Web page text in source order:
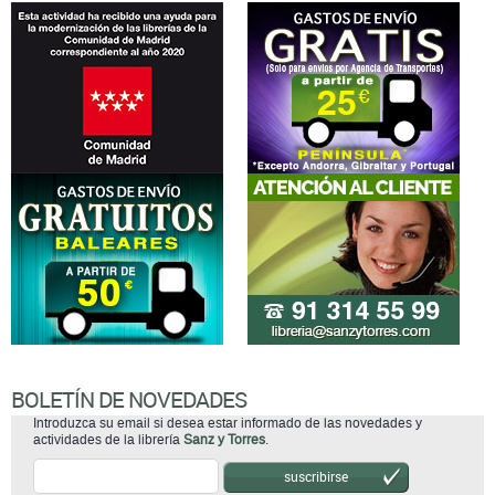
BOLETÍN DE NOVEDADES
Introduzca su email si desea estar informado de las novedades y
actividades de la librería Sanz y Torres.
suscribirse